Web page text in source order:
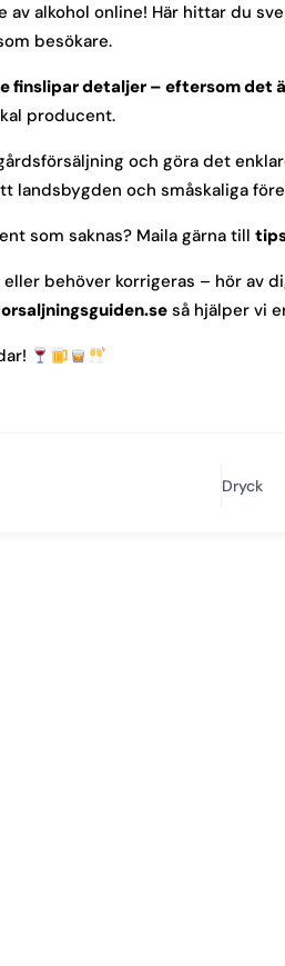
av alkohol online! Här hittar du
besökare.
detaljer – eftersom det
producent.
och göra det
och småskaliga
som saknas? Maila gärna till
behöver korrigeras – hör av
så hjälper vi
Dryck